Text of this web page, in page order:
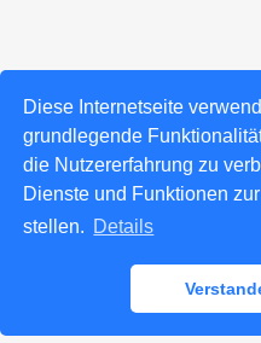
Diese Internetseite
grundlegende
die Nutzererfahrung zu
Dienste und Funktionen
stellen. Details